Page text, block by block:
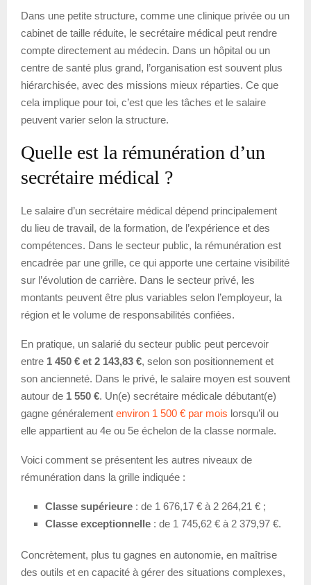
Dans une petite structure, comme une clinique privée ou un
cabinet de taille réduite, le secrétaire médical peut rendre
compte directement au médecin. Dans un hôpital ou un
centre de santé plus grand, l’organisation est souvent plus
hiérarchisée, avec des missions mieux réparties. Ce que
cela implique pour toi, c’est que les tâches et le salaire
peuvent varier selon la structure.
Quelle est la rémunération d’un
secrétaire médical ?
Le salaire d’un secrétaire médical dépend principalement
du lieu de travail, de la formation, de l’expérience et des
compétences. Dans le secteur public, la rémunération est
encadrée par une grille, ce qui apporte une certaine visibilité
sur l’évolution de carrière. Dans le secteur privé, les
montants peuvent être plus variables selon l’employeur, la
région et le volume de responsabilités confiées.
En pratique, un salarié du secteur public peut percevoir
entre 1 450 € et 2 143,83 €, selon son positionnement et
son ancienneté. Dans le privé, le salaire moyen est souvent
autour de 1 550 €. Un(e) secrétaire médicale débutant(e)
gagne généralement environ 1 500 € par mois lorsqu’il ou
elle appartient au 4e ou 5e échelon de la classe normale.
Voici comment se présentent les autres niveaux de
rémunération dans la grille indiquée :
Classe supérieure : de 1 676,17 € à 2 264,21 € ;
Classe exceptionnelle : de 1 745,62 € à 2 379,97 €.
Concrètement, plus tu gagnes en autonomie, en maîtrise
des outils et en capacité à gérer des situations complexes,